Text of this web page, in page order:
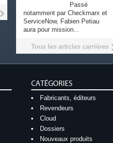
Passé
notamment par Checkmarx et
ServiceNow, Fabien Petiau
aura pour mission...
Tous les articles carrières
CATÉGORIES
Fabricants, éditeurs
Revendeurs
Cloud
Dossiers
Nouveaux produits